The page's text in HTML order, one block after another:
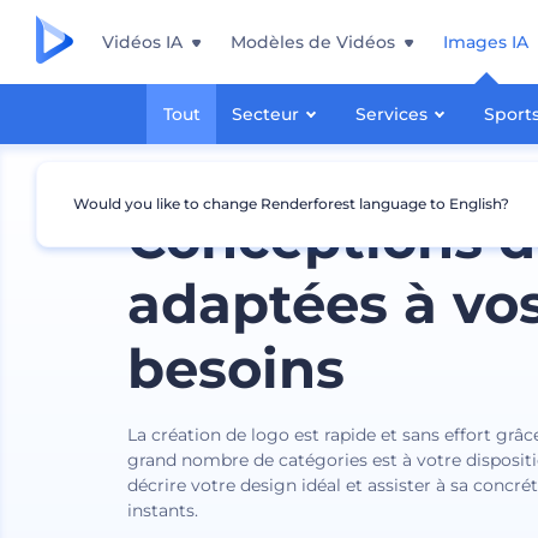
Vidéos IA Modèles de Vidéos Images IA
Tout Secteur Services
Conceptions
adaptées à
besoins
La création de logo est rapide et sans effort
grand nombre de catégories est à votre
décrire votre design idéal et assister à sa
instants.
Would you like to change Renderforest language to English?